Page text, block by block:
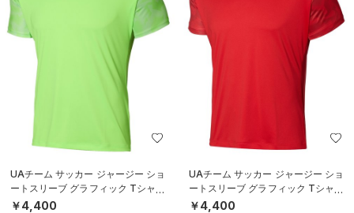
UAチーム サッカー ジャージー ショ
ートスリーブ グラフィック Tシャツ
（サッカー/MEN）
￥4,400
UAチーム サッカー ジャージー ショ
ートスリーブ グラフィック Tシャツ
（サッカー/MEN）
￥4,400